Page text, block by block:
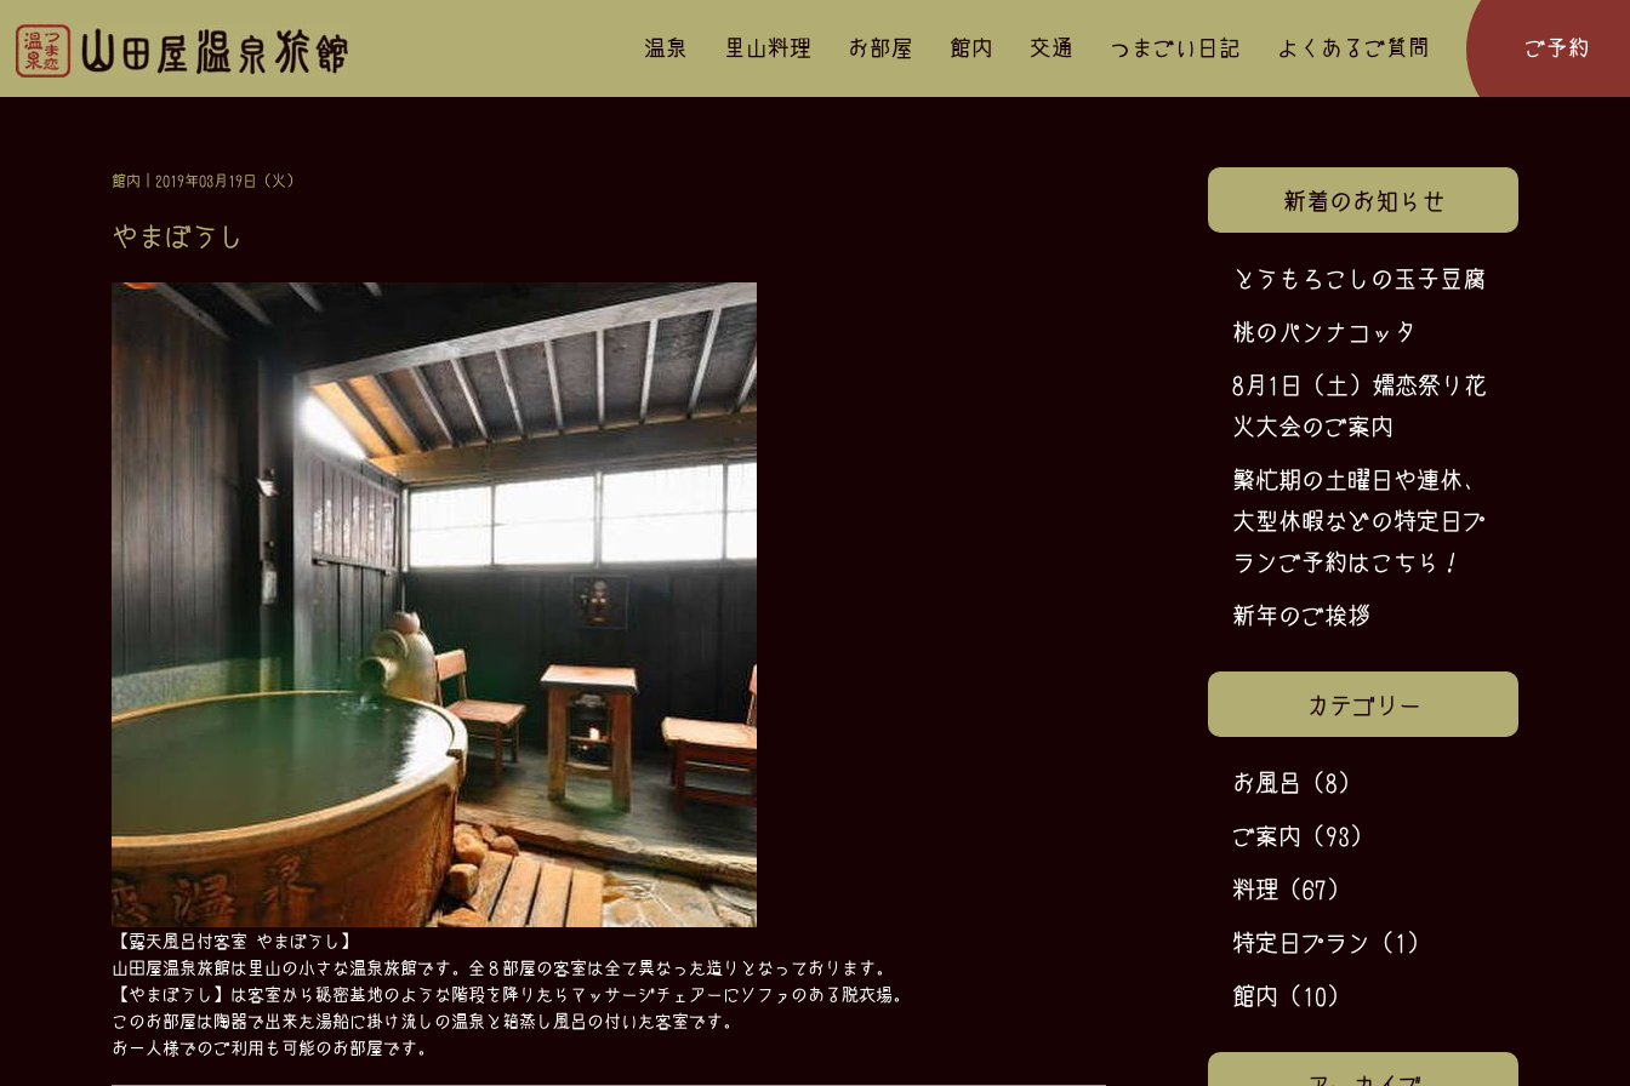
温泉 里山料理 お部屋 館内 交通 つまごい日記 よくあるご質問 ご予約
館内 ｜2019年03月19日（火）
やまぼうし
【露天風呂付客室 やまぼうし】
山田屋温泉旅館は里山の小さな温泉旅館です。全８部屋の客室は全て異なった造りとなっております。
【やまぼうし】は客室から秘密基地のような階段を降りたらマッサージチェアーにソファのある脱衣場。
このお部屋は陶器で出来た湯船に掛け流しの温泉と箱蒸し風呂の付いた客室です。
お一人様でのご利用も可能のお部屋です。
新着のお知らせ
とうもろこしの玉子豆腐
桃のパンナコッタ
8月1日（土）嬬恋祭り花
火大会のご案内
繁忙期の土曜日や連休、
大型休暇などの特定日プ
ランご予約はこちら！
新年のご挨拶
カテゴリー
お風呂 (8)
ご案内 (93)
料理 (67)
特定日プラン (1)
館内 (10)